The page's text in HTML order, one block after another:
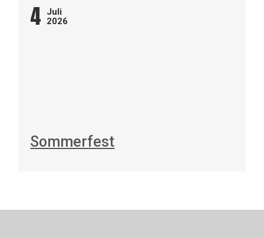
4 Juli
2026
Sommerfest